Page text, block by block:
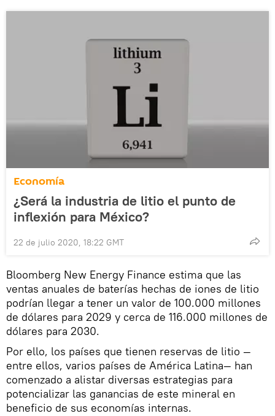
Economía
¿Será la industria de litio el punto de
inflexión para México?
22 de julio 2020, 18:22 GMT
Bloomberg New Energy Finance estima que las
ventas anuales de baterías hechas de iones de litio
podrían llegar a tener un valor de 100.000 millones
de dólares para 2029 y cerca de 116.000 millones de
dólares para 2030.
Por ello, los países que tienen reservas de litio —
entre ellos, varios países de América Latina— han
comenzado a alistar diversas estrategias para
potencializar las ganancias de este mineral en
beneficio de sus economías internas.